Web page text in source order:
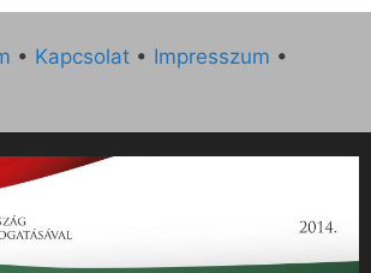
• Kapcsolat • Impresszum •